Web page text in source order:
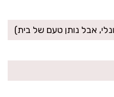
אבל נותן טעם של בית)